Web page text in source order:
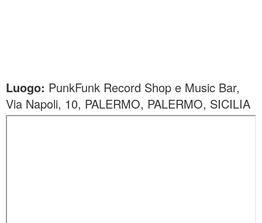
Luogo: PunkFunk Record Shop e Music Bar,
Via Napoli, 10, PALERMO, PALERMO, SICILIA